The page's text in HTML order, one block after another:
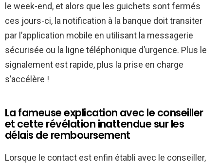
le week-end, et alors que les guichets sont fermés
ces jours-ci, la notification à la banque doit transiter
par l’application mobile en utilisant la messagerie
sécurisée ou la ligne téléphonique d’urgence. Plus le
signalement est rapide, plus la prise en charge
s’accélère !
La fameuse explication avec le conseiller
et cette révélation inattendue sur les
délais de remboursement
Lorsque le contact est enfin établi avec le conseiller,